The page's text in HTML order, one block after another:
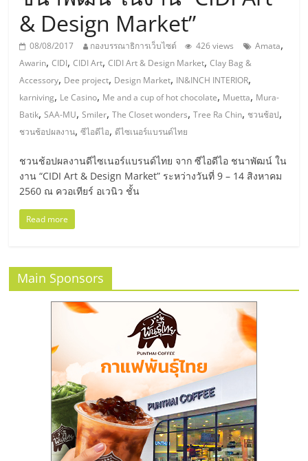
เอ็
มอี
ไทย,
SMEs,
แฟ
รน
ไชส์,
ที่
ปรึกษา
แฟ
ไชส์,
& Design Market”
08/08/2017 กองบรรณาธิการเว็บไซต์ 426 views Amata,
Awarin,CIDI,CIDI Art,CIDI Art & Design Market,Clay Bag &
Accessory, Dee project, Design Market, IN&INCH INTERIOR,
karniving, Le Casino, Me and a cup of hot chocolate, Muetta, Mura-
Batik,SAA-MU,Smiler,The Closet wonders,Tree Ra Chin, ชวนช้อป,
ชวนช้อปผลงาน,ซีไอดีไอ, ดีไซเนอร์แบรนด์ไทย
ชวนช้อปผลงานดีไซเนอร์แบรนด์ไทย จาก ซีไอดีไอ ชนาพัฒน์ ใน
งาน “CIDI Art & Design Market” ระหว่างวันที่ 9 – 14 สิงหาคม
2560 ณ ควอเทียร์ อเวนิว ชั้น
Read more
Main Sponsors